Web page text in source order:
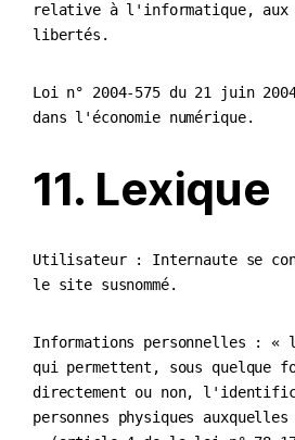
relative à l'informatique,
libertés.
Loi n° 2004-575 du 21 juin
dans l'économie numérique.
11. Lexique
Utilisateur : Internaute se
le site susnommé.
Informations personnelles : «
qui permettent, sous quelque
directement ou non,
personnes physiques